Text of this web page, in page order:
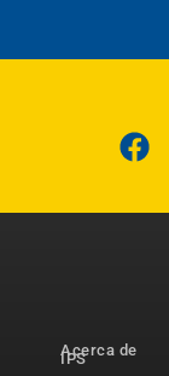
Acerca de
IPS